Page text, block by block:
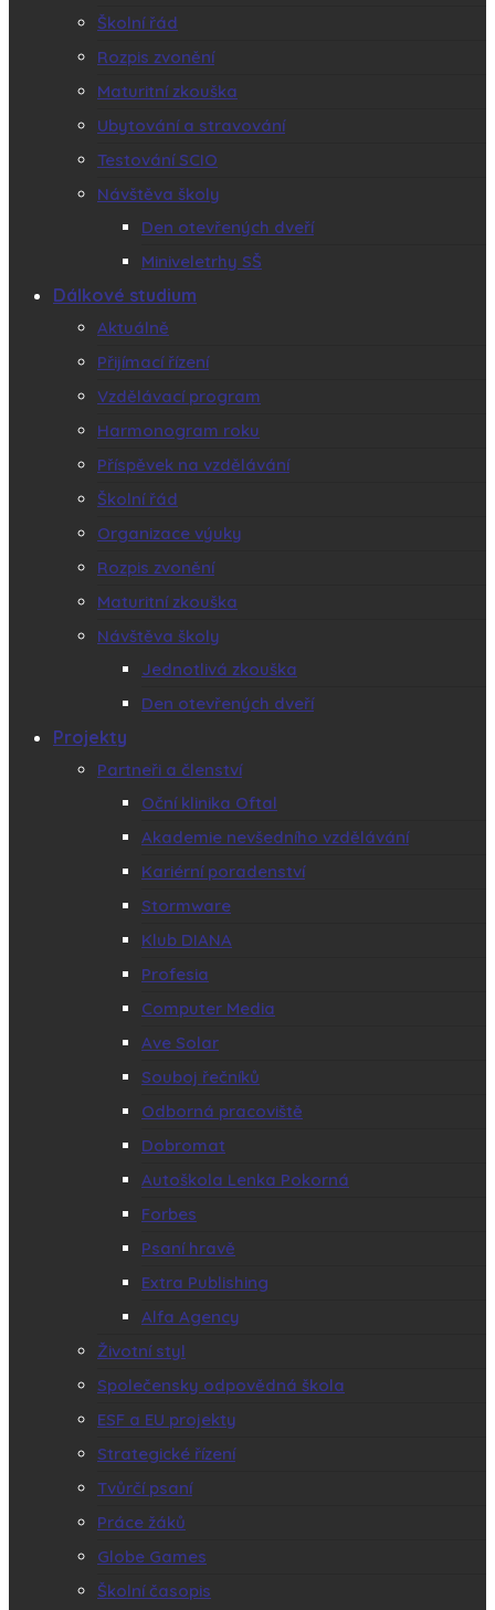
Školní řád
Rozpis zvonění
Maturitní zkouška
Ubytování a stravování
Testování SCIO
Návštěva školy
Den otevřených dveří
Miniveletrhy SŠ
Dálkové studium
Aktuálně
Přijímací řízení
Vzdělávací program
Harmonogram roku
Příspěvek na vzdělávání
Školní řád
Organizace výuky
Rozpis zvonění
Maturitní zkouška
Návštěva školy
Jednotlivá zkouška
Den otevřených dveří
Projekty
Partneři a členství
Oční klinika Oftal
Akademie nevšedního vzdělávání
Kariérní poradenství
Stormware
Klub DIANA
Profesia
Computer Media
Ave Solar
Souboj řečníků
Odborná pracoviště
Dobromat
Autoškola Lenka Pokorná
Forbes
Psaní hravě
Extra Publishing
Alfa Agency
Životní styl
Společensky odpovědná škola
ESF a EU projekty
Strategické řízení
Tvůrčí psaní
Práce žáků
Globe Games
Školní časopis